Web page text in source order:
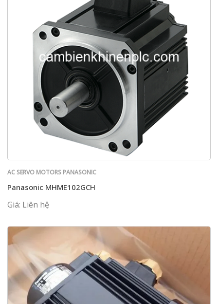
AC SERVO MOTORS PANASONIC
Panasonic MHME102GCH
Giá: Liên hệ